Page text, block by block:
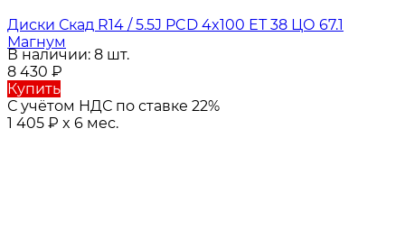
Диски Скад R14 / 5.5J PCD 4x100 ЕТ 38 ЦО 67.1
Магнум
В наличии: 8 шт.
8 430 ₽
Купить
С учётом НДС по ставке 22%
1 405 ₽ x 6 мес.